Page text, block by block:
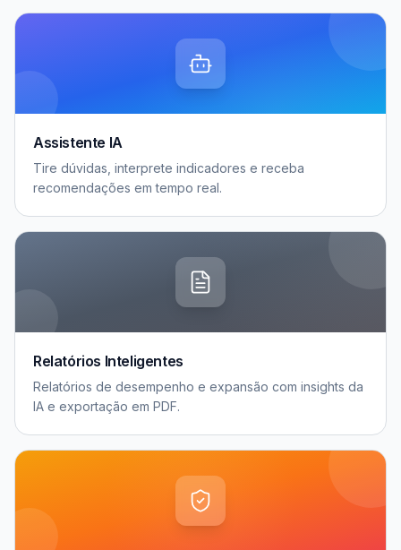
Assistente IA
Tire dúvidas, interprete indicadores e receba
recomendações em tempo real.
Relatórios Inteligentes
Relatórios de desempenho e expansão com insights da
IA e exportação em PDF.